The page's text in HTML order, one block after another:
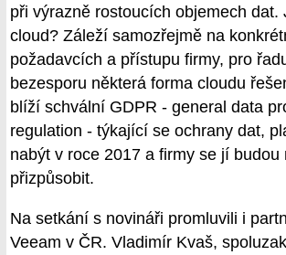
při výrazně rostoucích objemech dat.
cloud? Záleží samozřejmě na
požadavcích a přístupu firmy, pro
bezesporu některá forma cloudu
blíží schvální GDPR - general data
regulation - týkající se ochrany dat,
nabýt v roce 2017 a firmy se jí budou
přizpůsobit.
Na setkání s novináři promluvili i
Veeam v ČR. Vladimír Kvaš,